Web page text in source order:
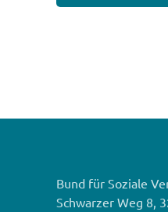
Bund für Soziale
Schwarzer Weg 8,